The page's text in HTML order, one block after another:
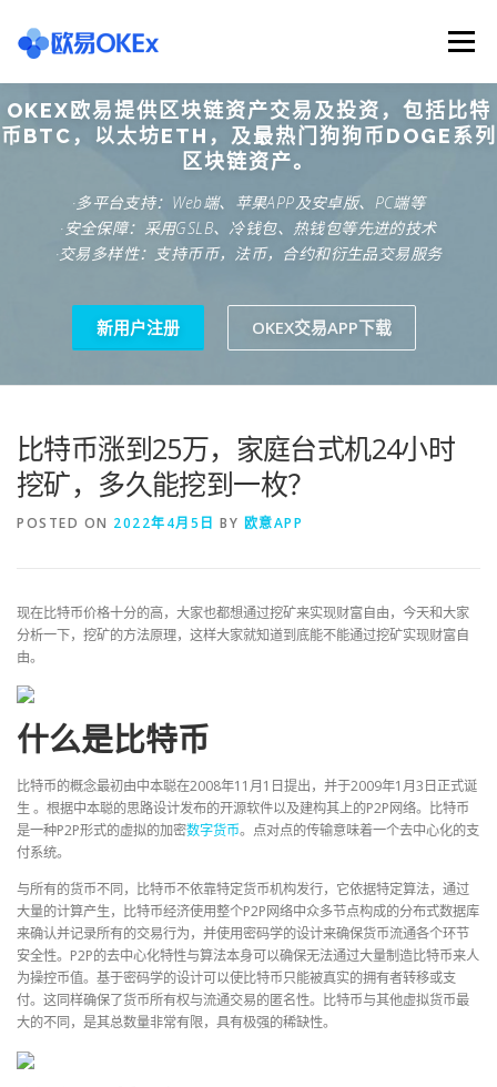
content
Menu
欧意交易所 关于欧意OKX 欧意APP下载
欧意注册网址 欧意交易下载 欧意团队
OKEX欧易提供区块链资产交易及投资，包括比特
币BTC，以太坊ETH，及最热门狗狗币DOGE系列
区块链资产。
·多平台支持：Web端、苹果APP及安卓版、PC端等
·安全保障：采用GSLB、冷钱包、热钱包等先进的技术
·交易多样性：支持币币，法币，合约和衍生品交易服务
新用户注册 OKEX交易APP下载
比特币涨到25万，家庭台式机24小时
挖矿，多久能挖到一枚？
POSTED ON 2022年4月5日 BY 欧意APP
现在比特币价格十分的高，大家也都想通过挖矿来实现财富自由，今天和大家
分析一下，挖矿的方法原理，这样大家就知道到底能不能通过挖矿实现财富自
由。
什么是比特币
比特币的概念最初由中本聪在2008年11月1日提出，并于2009年1月3日正式诞
生 。根据中本聪的思路设计发布的开源软件以及建构其上的P2P网络。比特币
是一种P2P形式的虚拟的加密数字货币。点对点的传输意味着一个去中心化的支
付系统。
与所有的货币不同，比特币不依靠特定货币机构发行，它依据特定算法，通过
大量的计算产生，比特币经济使用整个P2P网络中众多节点构成的分布式数据库
来确认并记录所有的交易行为，并使用密码学的设计来确保货币流通各个环节
安全性。P2P的去中心化特性与算法本身可以确保无法通过大量制造比特币来人
为操控币值。基于密码学的设计可以使比特币只能被真实的拥有者转移或支
付。这同样确保了货币所有权与流通交易的匿名性。比特币与其他虚拟货币最
大的不同，是其总数量非常有限，具有极强的稀缺性。